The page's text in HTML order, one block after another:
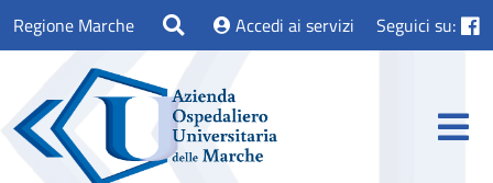
Regione Marche Accedi ai servizi Seguici su: